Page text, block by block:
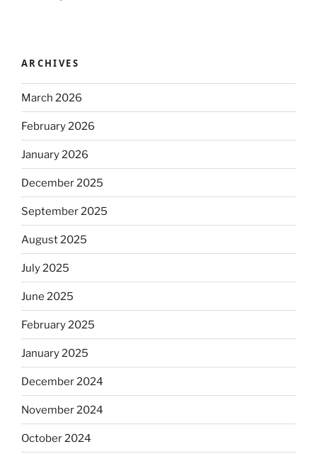
ARCHIVES
March 2026
February 2026
January 2026
December 2025
September 2025
August 2025
July 2025
June 2025
February 2025
January 2025
December 2024
November 2024
October 2024